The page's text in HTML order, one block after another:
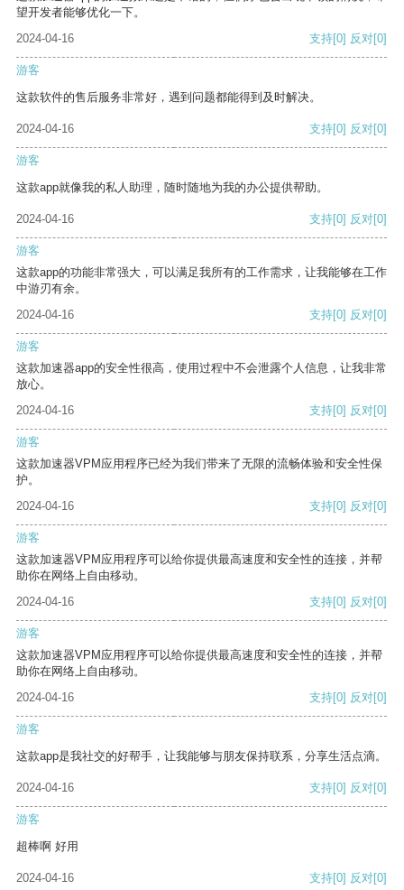
望开发者能够优化一下。
2024-04-16
支持[0] 反对[0]
游客
这款软件的售后服务非常好，遇到问题都能得到及时解决。
2024-04-16 支持[0] 反对[0]
游客
这款app就像我的私人助理，随时随地为我的办公提供帮助。
2024-04-16 支持[0] 反对[0]
游客
这款app的功能非常强大，可以满足我所有的工作需求，让我能够在工作
中游刃有余。
2024-04-16
支持[0] 反对[0]
游客
这款加速器app的安全性很高，使用过程中不会泄露个人信息，让我非常
放心。
2024-04-16
支持[0] 反对[0]
游客
这款加速器VPM应用程序已经为我们带来了无限的流畅体验和安全性保
护。
2024-04-16
支持[0] 反对[0]
游客
这款加速器VPM应用程序可以给你提供最高速度和安全性的连接，并帮
助你在网络上自由移动。
2024-04-16
支持[0] 反对[0]
游客
这款加速器VPM应用程序可以给你提供最高速度和安全性的连接，并帮
助你在网络上自由移动。
2024-04-16
支持[0] 反对[0]
游客
这款app是我社交的好帮手，让我能够与朋友保持联系，分享生活点滴。
2024-04-16 支持[0] 反对[0]
游客
超棒啊 好用
2024-04-16 支持[0] 反对[0]